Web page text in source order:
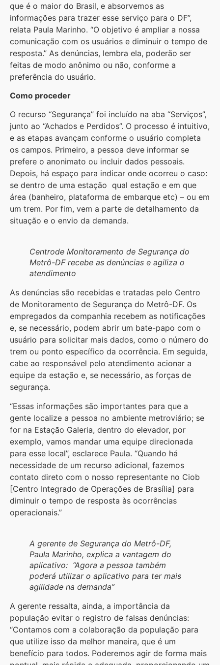
que é o maior do Brasil, e absorvemos as
informações para trazer esse serviço para o DF”,
relata Paula Marinho. “O objetivo é ampliar a nossa
comunicação com os usuários e diminuir o tempo de
resposta.” As denúncias, lembra ela, poderão ser
feitas de modo anônimo ou não, conforme a
preferência do usuário.
Como proceder
O recurso “Segurança” foi incluído na aba “Serviços”,
junto ao “Achados e Perdidos”. O processo é intuitivo,
e as etapas avançam conforme o usuário completa
os campos. Primeiro, a pessoa deve informar se
prefere o anonimato ou incluir dados pessoais.
Depois, há espaço para indicar onde ocorreu o caso:
se dentro de uma estação qual estação e em que
área (banheiro, plataforma de embarque etc) – ou em
um trem. Por fim, vem a parte de detalhamento da
situação e o envio da demanda.
Centrode Monitoramento de Segurança do
Metrô-DF recebe as denúncias e agiliza o
atendimento
As denúncias são recebidas e tratadas pelo Centro
de Monitoramento de Segurança do Metrô-DF. Os
empregados da companhia recebem as notificações
e, se necessário, podem abrir um bate-papo com o
usuário para solicitar mais dados, como o número do
trem ou ponto específico da ocorrência. Em seguida,
cabe ao responsável pelo atendimento acionar a
equipe da estação e, se necessário, as forças de
segurança.
“Essas informações são importantes para que a
gente localize a pessoa no ambiente metroviário; se
for na Estação Galeria, dentro do elevador, por
exemplo, vamos mandar uma equipe direcionada
para esse local”, esclarece Paula. “Quando há
necessidade de um recurso adicional, fazemos
contato direto com o nosso representante no Ciob
[Centro Integrado de Operações de Brasília] para
diminuir o tempo de resposta às ocorrências
operacionais.”
A gerente de Segurança do Metrô-DF,
Paula Marinho, explica a vantagem do
aplicativo: “Agora a pessoa também
poderá utilizar o aplicativo para ter mais
agilidade na demanda”
A gerente ressalta, ainda, a importância da
população evitar o registro de falsas denúncias:
“Contamos com a colaboração da população para
que utilize isso da melhor maneira, que é um
benefício para todos. Poderemos agir de forma mais